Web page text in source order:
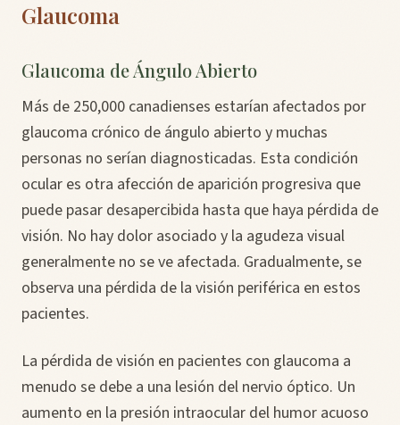
Glaucoma
Glaucoma de Ángulo Abierto
Más de 250,000 canadienses estarían afectados por
glaucoma crónico de ángulo abierto y muchas
personas no serían diagnosticadas. Esta condición
ocular es otra afección de aparición progresiva que
puede pasar desapercibida hasta que haya pérdida de
visión. No hay dolor asociado y la agudeza visual
generalmente no se ve afectada. Gradualmente, se
observa una pérdida de la visión periférica en estos
pacientes.
La pérdida de visión en pacientes con glaucoma a
menudo se debe a una lesión del nervio óptico. Un
aumento en la presión intraocular del humor acuoso